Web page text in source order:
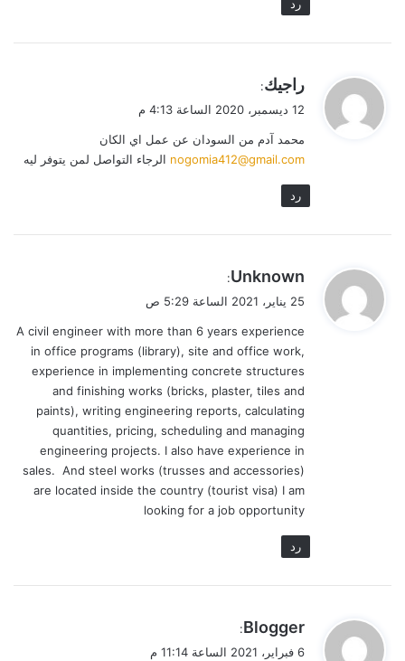
رد
ق
ل
راجيك:
12 ديسمبر، 2020 الساعة 4:13 م
محمد آدم من السودان عن عمل اي الكان
nogomia412@gmail.com الرجاء التواصل لمن يتوفر ليه
رد
ي
ق
ل
Unknown
:
25 يناير، 2021 الساعة 5:29 ص
A civil engineer with more than 6 years experience
in office programs (library), site and office work,
experience in implementing concrete structures
and finishing works (bricks, plaster, tiles and
paints), writing engineering reports, calculating
quantities, pricing, scheduling and managing
engineering projects. I also have experience in
sales. And steel works (trusses and accessories)
are located inside the country (tourist visa) I am
looking for a job opportunity
رد
ي
ق
Blogger
:
6 فبراير، 2021 الساعة 11:14 م